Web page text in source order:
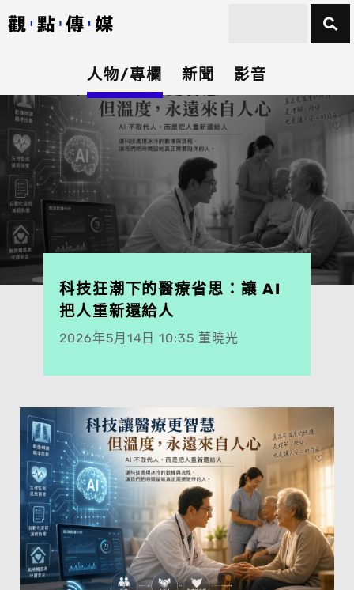
人物/專欄 新聞 影音
科技狂潮下的醫療省思：讓 AI
把人重新還給人
2026年5月14日 10:35 董曉光